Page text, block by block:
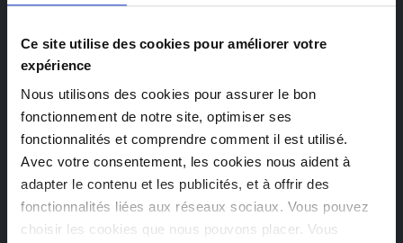
Ce site utilise des cookies pour améliorer votre
expérience
Nous utilisons des cookies pour assurer le bon
fonctionnement de notre site, optimiser ses
fonctionnalités et comprendre comment il est utilisé.
Avec votre consentement, les cookies nous aident à
adapter le contenu et les publicités, et à offrir des
fonctionnalités liées aux réseaux sociaux. Vous pouvez
choisir les cookies que nous pouvons placer. Vous
d’adapter les stratégies de marketing ou d’offrir des
expériences uniques aux clients, nos solutions s’adaptent
aux préférences individuelles, optimisent l’engagement et
anticipent les besoins des clients.
Nos clients enthousiastes